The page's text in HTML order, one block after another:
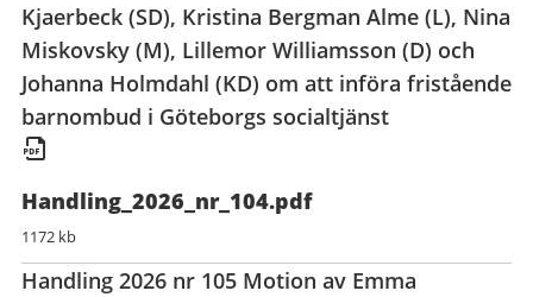
Kjaerbeck (SD), Kristina Bergman Alme (L), Nina
Miskovsky (M), Lillemor Williamsson (D) och
Johanna Holmdahl (KD) om att införa fristående
barnombud i Göteborgs socialtjänst
Handling_2026_nr_104.pdf
1172 kb
Handling 2026 nr 105 Motion av Emma